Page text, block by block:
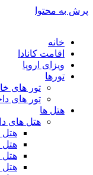
پرش به محتوا
خانه
اقامت کانادا
ویزای اروپا
تورها
تور های
تور های
هتل ها
هتل های
هتل
هتل